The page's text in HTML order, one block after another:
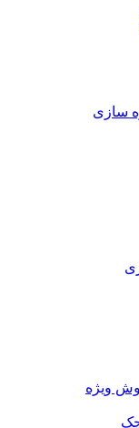
سازی
ویژه